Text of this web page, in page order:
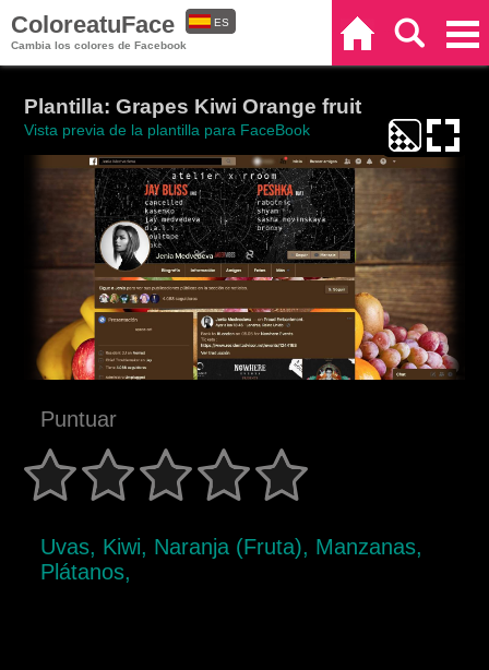
ColoreatuFace
Cambia los colores de Facebook
ES
Plantilla: Grapes Kiwi Orange fruit
Vista previa de la plantilla para FaceBook
Puntuar
Uvas, Kiwi, Naranja (Fruta), Manzanas,
Plátanos,